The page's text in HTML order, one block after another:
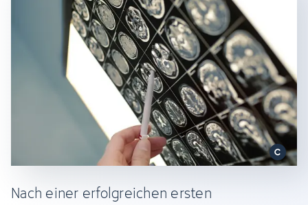
Nach einer erfolgreichen ersten